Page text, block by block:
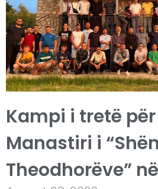
Kampi i tretë
Manastiri i “Shën
Theodhorëve”